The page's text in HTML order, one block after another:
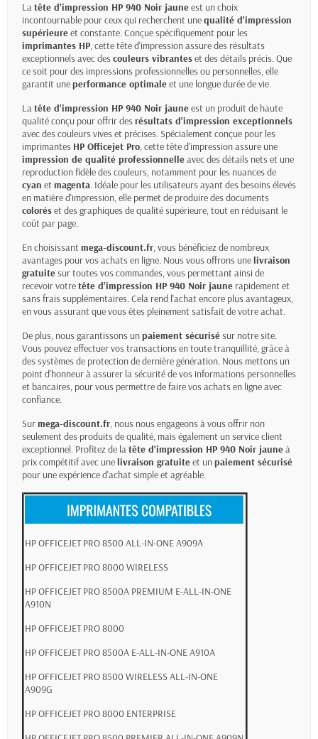
Latête d'impression HP 940 Noir jauneest un choix
incontournable pour ceux qui recherchent unequalité d'impression
supérieureet constante. Conçue spécifiquement pour les
imprimantes HP, cette tête d'impression assure des résultats
exceptionnels avec descouleurs vibranteset des détails précis. Que
ce soit pour des impressions professionnelles ou personnelles, elle
garantit uneperformance optimaleet une longue durée de vie.
Latête d'impression HP 940 Noir jauneest un produit de haute
qualité conçu pour offrir desrésultats d'impression exceptionnels
avec des couleurs vives et précises. Spécialement conçue pour les
imprimantes HP Officejet Pro, cette tête d'impression assure une
impression de qualité professionnelleavec des détails nets et une
reproduction fidèle des couleurs, notamment pour les nuances de
cyan et magenta. Idéale pour les utilisateurs ayant des besoins élevés
en matière d'impression, elle permet de produire des documents
coloréset des graphiques de qualité supérieure, tout en réduisant le
coût par page.
En choisissant mega-discount.fr, vous bénéficiez de nombreux
avantages pour vos achats en ligne. Nous vous offrons unelivraison
gratuitesur toutes vos commandes, vous permettant ainsi de
recevoir votretête d'impression HP 940 Noir jaune rapidement et
sans frais supplémentaires. Cela rend l'achat encore plus avantageux,
en vous assurant que vous êtes pleinement satisfait de votre achat.
De plus, nous garantissons unpaiement sécurisésur notre site.
Vous pouvez effectuer vos transactions en toute tranquillité, grâce à
des systèmes de protection de dernière génération. Nous mettons un
point d'honneur à assurer la sécurité de vos informations personnelles
et bancaires, pour vous permettre de faire vos achats en ligne avec
confiance.
Surmega-discount.fr, nous nous engageons à vous offrir non
seulement des produits de qualité, mais également un service client
exceptionnel. Profitez de latête d'impression HP 940 Noir jauneà
prix compétitif avec unelivraison gratuiteet unpaiement sécurisé
pour une expérience d'achat simple et agréable.
HP OFFICEJET PRO 8500 ALL-IN-ONE A909A
HP OFFICEJET PRO 8000 WIRELESS
HP OFFICEJET PRO 8500A PREMIUM E-ALL-IN-ONE
A910N
HP OFFICEJET PRO 8000
HP OFFICEJET PRO 8500A E-ALL-IN-ONE A910A
HP OFFICEJET PRO 8500 WIRELESS ALL-IN-ONE
A909G
HP OFFICEJET PRO 8000 ENTERPRISE